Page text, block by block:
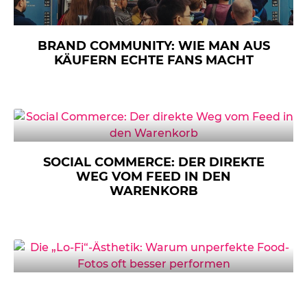
BRAND COMMUNITY: WIE MAN AUS
KÄUFERN ECHTE FANS MACHT
SOCIAL COMMERCE: DER DIREKTE
WEG VOM FEED IN DEN
WARENKORB